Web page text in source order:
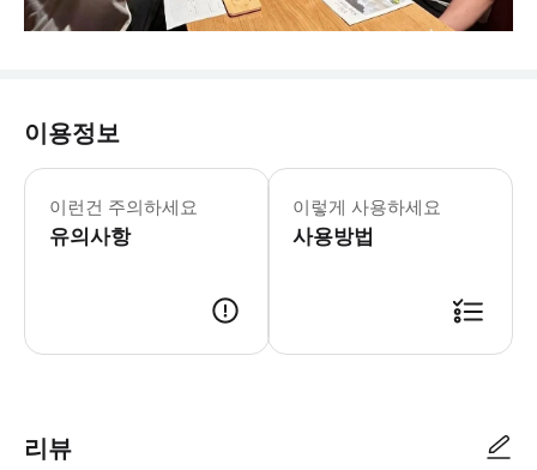
이용정보
이런건 주의하세요
유의사항
이렇게 사용하세요
사용방법
리뷰